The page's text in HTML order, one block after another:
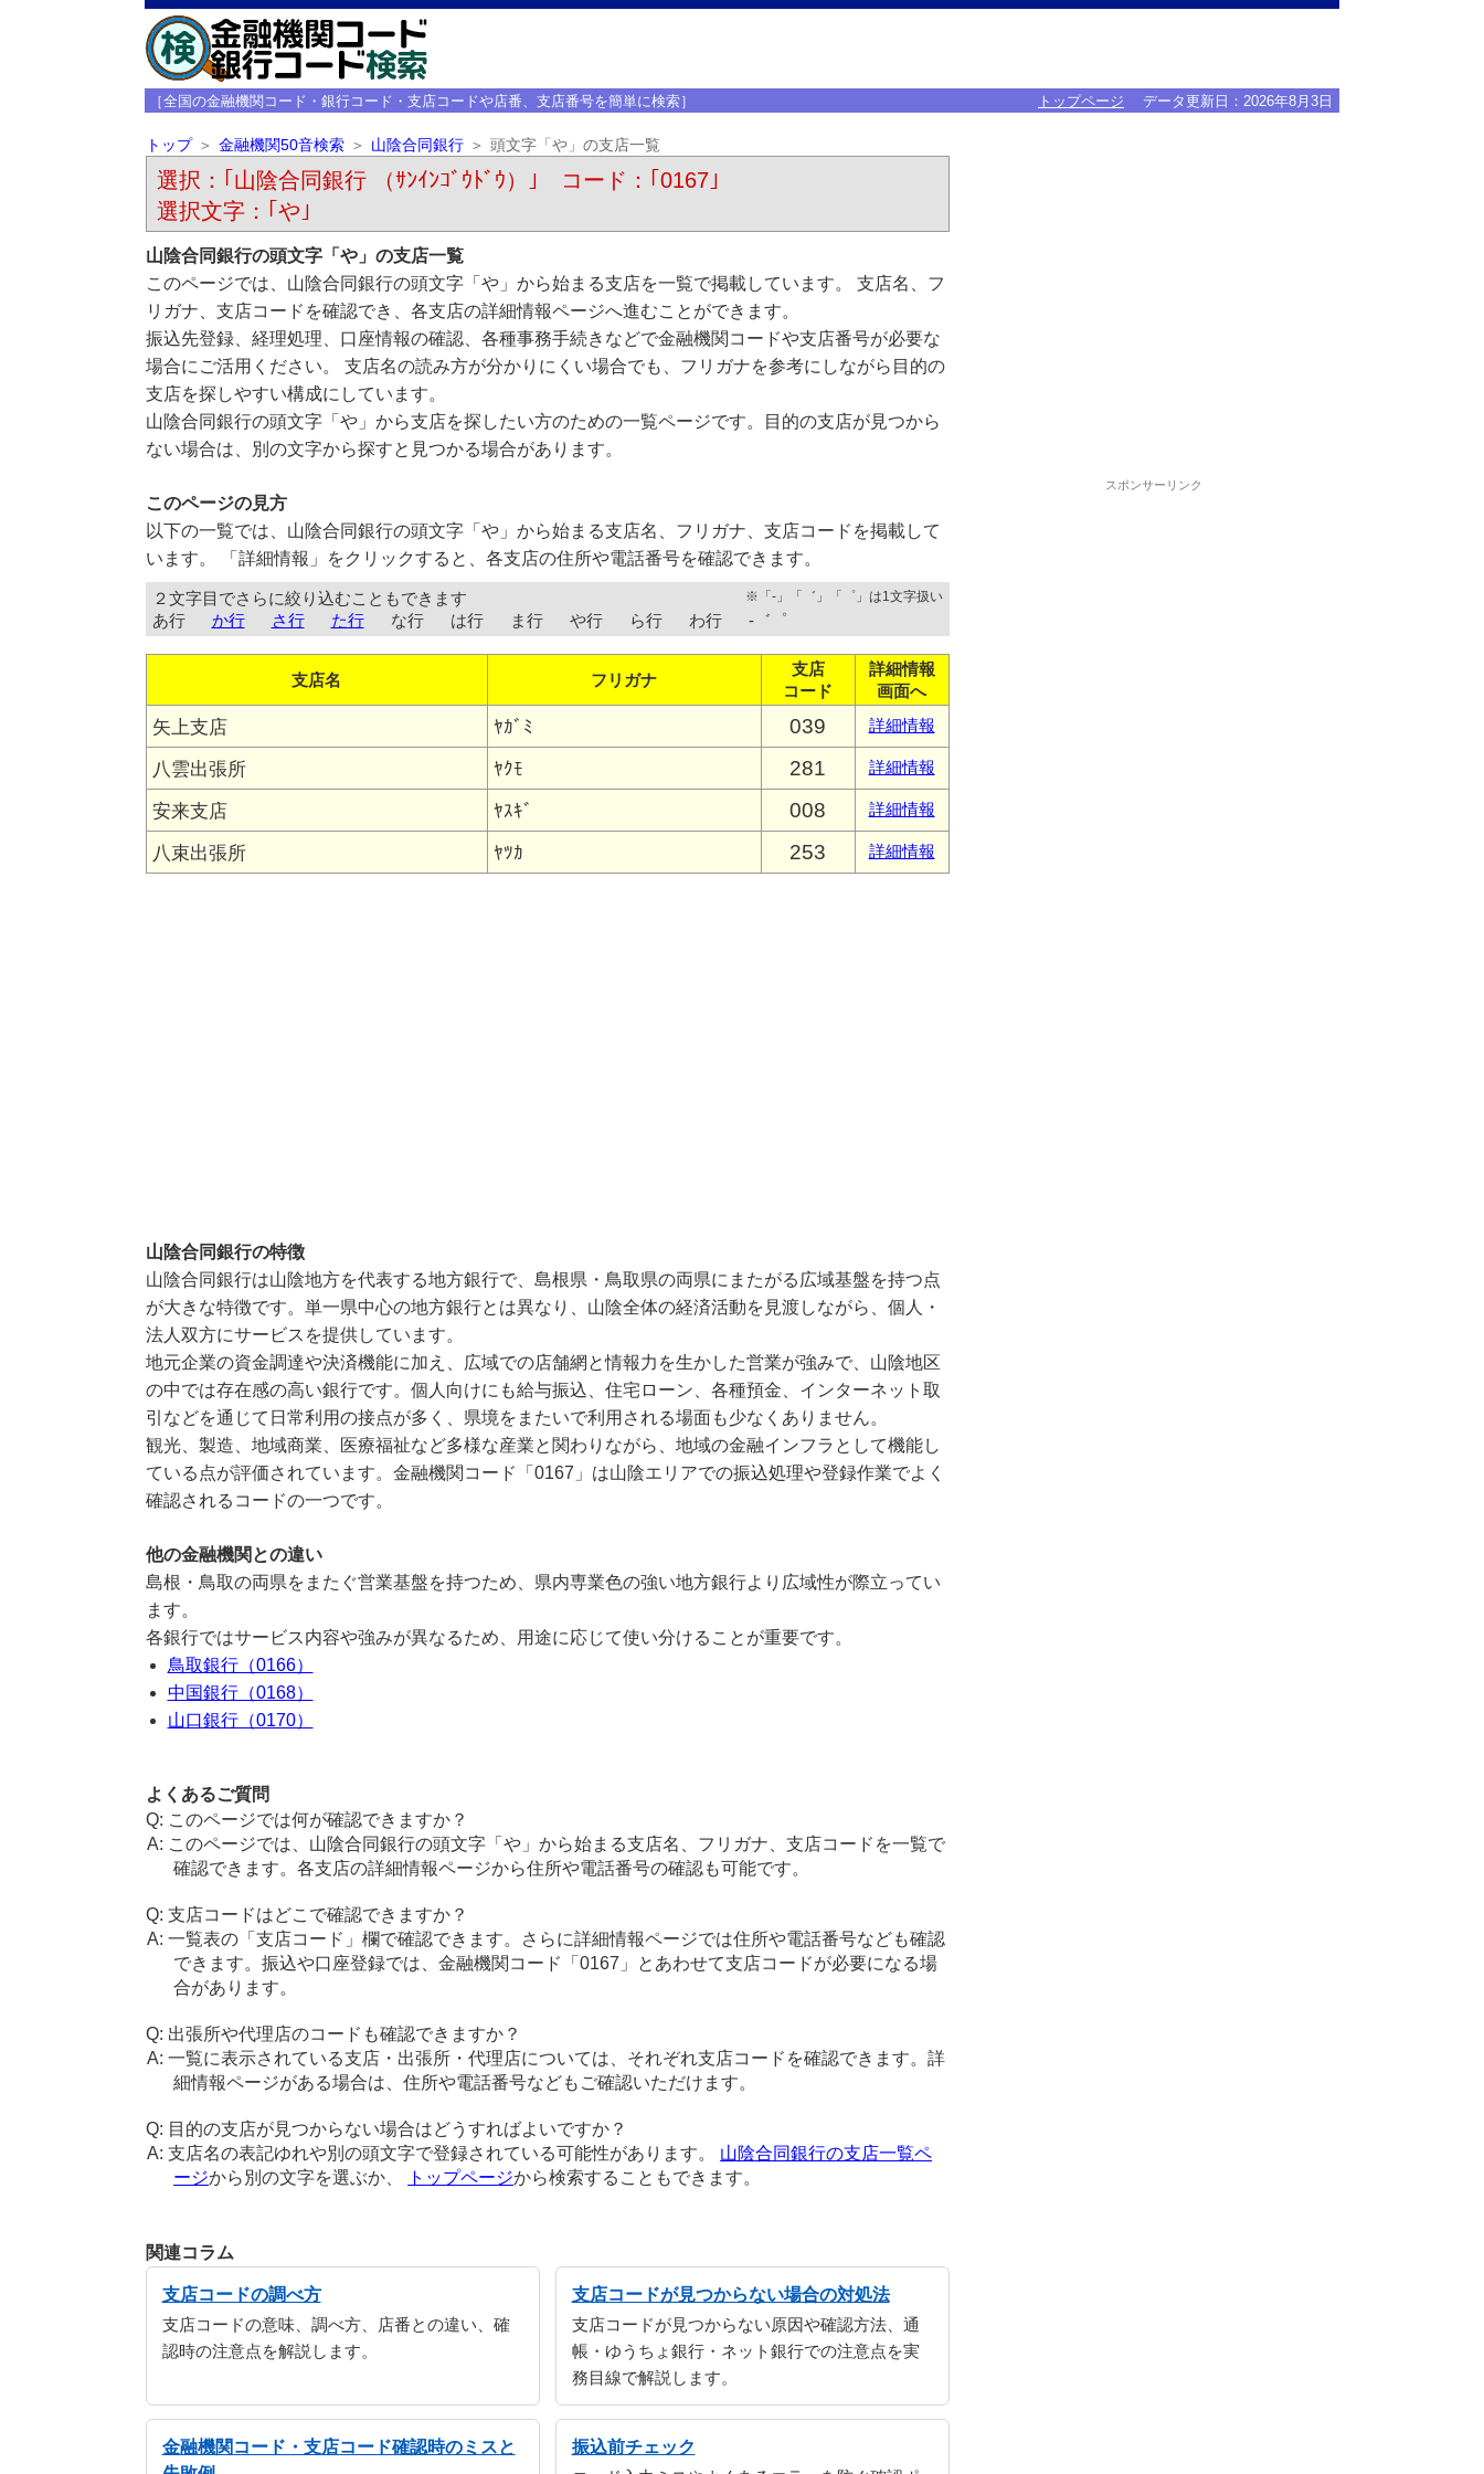
［全国の金融機関コード・銀行コード・支店コードや店番、支店番号を簡単に検索］ トップページ データ更新日： 2026年8月3日
トップ 金融機関50音検索 山陰合同銀行 頭文字「や」の支店一覧
選択：｢山陰合同銀行 （ｻﾝｲﾝｺﾞｳﾄﾞｳ）｣ コード：｢0167｣
選択文字：｢や｣
山陰合同銀行の頭文字「や」の支店一覧
このページでは、山陰合同銀行の頭文字「や」から始まる支店を一覧で掲載しています。 支店名、フ
リガナ、支店コードを確認でき、各支店の詳細情報ページへ進むことができます。
振込先登録、経理処理、口座情報の確認、各種事務手続きなどで金融機関コードや支店番号が必要な
場合にご活用ください。 支店名の読み方が分かりにくい場合でも、フリガナを参考にしながら目的の
支店を探しやすい構成にしています。
山陰合同銀行の頭文字「や」から支店を探したい方のための一覧ページです。目的の支店が見つから
ない場合は、別の文字から探すと見つかる場合があります。
このページの見方
以下の一覧では、山陰合同銀行の頭文字「や」から始まる支店名、フリガナ、支店コードを掲載して
います。 「詳細情報」をクリックすると、各支店の住所や電話番号を確認できます。
２文字目でさらに絞り込むこともできます ※「-」「゛」「゜」は1文字扱い
あ行 か行 さ行 た行 な行 は行 ま行 や行 ら行 わ行 -゛゜
支店名 フリガナ
支店
コード
詳細情報
画面へ
矢上支店 ﾔｶﾞﾐ 039 詳細情報
八雲出張所 ﾔｸﾓ 281 詳細情報
安来支店 ﾔｽｷﾞ 008 詳細情報
八束出張所 ﾔﾂｶ 253 詳細情報
山陰合同銀行の特徴
山陰合同銀行は山陰地方を代表する地方銀行で、島根県・鳥取県の両県にまたがる広域基盤を持つ点
が大きな特徴です。単一県中心の地方銀行とは異なり、山陰全体の経済活動を見渡しながら、個人・
法人双方にサービスを提供しています。
地元企業の資金調達や決済機能に加え、広域での店舗網と情報力を生かした営業が強みで、山陰地区
の中では存在感の高い銀行です。個人向けにも給与振込、住宅ローン、各種預金、インターネット取
引などを通じて日常利用の接点が多く、県境をまたいで利用される場面も少なくありません。
観光、製造、地域商業、医療福祉など多様な産業と関わりながら、地域の金融インフラとして機能し
ている点が評価されています。金融機関コード「0167」は山陰エリアでの振込処理や登録作業でよく
確認されるコードの一つです。
他の金融機関との違い
島根・鳥取の両県をまたぐ営業基盤を持つため、県内専業色の強い地方銀行より広域性が際立ってい
ます。
各銀行ではサービス内容や強みが異なるため、用途に応じて使い分けることが重要です。
鳥取銀行（0166）
中国銀行（0168）
山口銀行（0170）
よくあるご質問
このページでは何が確認できますか？
このページでは、山陰合同銀行の頭文字「や」から始まる支店名、フリガナ、支店コードを一覧で
確認できます。各支店の詳細情報ページから住所や電話番号の確認も可能です。
支店コードはどこで確認できますか？
一覧表の「支店コード」欄で確認できます。さらに詳細情報ページでは住所や電話番号なども確認
できます。振込や口座登録では、金融機関コード「0167」とあわせて支店コードが必要になる場
合があります。
出張所や代理店のコードも確認できますか？
一覧に表示されている支店・出張所・代理店については、それぞれ支店コードを確認できます。詳
細情報ページがある場合は、住所や電話番号などもご確認いただけます。
目的の支店が見つからない場合はどうすればよいですか？
支店名の表記ゆれや別の頭文字で登録されている可能性があります。 山陰合同銀行の支店一覧ペ
ージから別の文字を選ぶか、 トップページから検索することもできます。
関連コラム
支店コードの調べ方
支店コードの意味、調べ方、店番との違い、確
認時の注意点を解説します。
支店コードが見つからない場合の対処法
支店コードが見つからない原因や確認方法、通
帳・ゆうちょ銀行・ネット銀行での注意点を実
務目線で解説します。
金融機関コード・支店コード確認時のミスと
振込前チェック
スポンサーリンク